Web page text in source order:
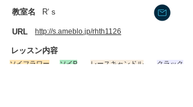
​教室名 R‘ｓ
​URL http://s.ameblo.jp/rhth1126
​レッスン内容
​ソイフラワー ソイP レースキャンドル クラック